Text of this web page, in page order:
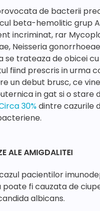
de bacterii
beta-hemolitic grup A
incriminat, rar
Neisseria
se trateaza de obicei
fiind prescris in urma
un debut brusc, ce
in gat si o stare
30%dintre cazurile
ALE AMIGDALITEI
pacientilor
fi cauzata de
albicans.